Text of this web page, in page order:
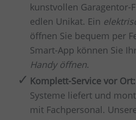
kunstvollen Garagentor-
edlen Unikat. Ein
öffnen Sie bequem per
Smart-App können Sie
Handy öffnen.
Komplett-Service vor Ort:
Systeme liefert und
mit Fachpersonal.